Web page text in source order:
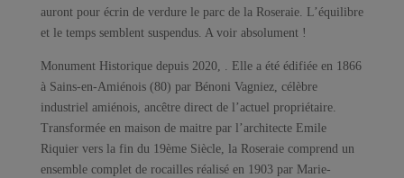
auront pour écrin de verdure le parc de la Roseraie. L’équilibre
et le temps semblent suspendus. A voir absolument !
Monument Historique depuis 2020, . Elle a été édifiée en 1866
à Sains-en-Amiénois (80) par Bénoni Vagniez, célèbre
industriel amiénois, ancêtre direct de l’actuel propriétaire.
Transformée en maison de maitre par l’architecte Emile
Riquier vers la fin du 19ème Siècle, la Roseraie comprend un
ensemble complet de rocailles réalisé en 1903 par Marie-